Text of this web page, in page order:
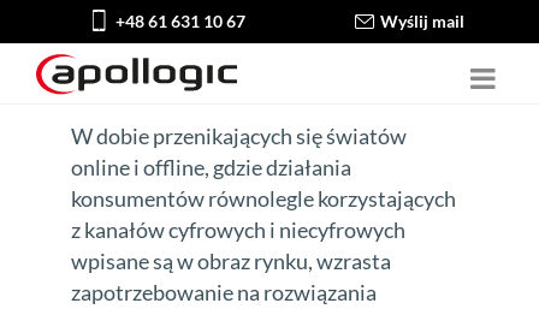
+48 61 631 10 67 Wyślij mail
W dobie przenikających się światów
online i offline, gdzie działania
konsumentów równolegle korzystających
z kanałów cyfrowych i niecyfrowych
wpisane są w obraz rynku, wzrasta
zapotrzebowanie na rozwiązania